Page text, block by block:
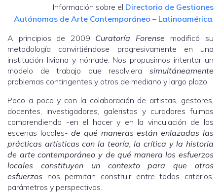
Información sobre el Directorio de Gestiones
Autónomas de Arte Contemporáneo – Latinoamérica.
A principios de 2009 Curatoría Forense modificó su
metodología convirtiéndose progresivamente en una
institución liviana y nómade. Nos propusimos intentar un
modelo de trabajo que resolviera simultáneamente
problemas contingentes y otros de mediano y largo plazo.
Poco a poco y con la colaboración de artistas, gestores,
docentes, investigadores, galeristas y curadores fuimos
comprendiendo -en el hacer y en la vinculación de las
escenas locales- de qué maneras están enlazadas las
prácticas artísticas con la teoría, la crítica y la historia
de arte contemporáneo y de qué manera los esfuerzos
locales constituyen un contexto para que otros
esfuerzos nos permitan construir entre todos criterios,
parámetros y perspectivas.